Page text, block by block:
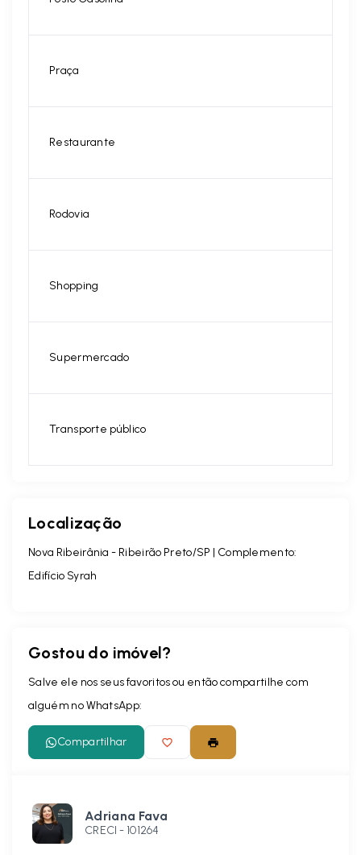
Praça
Restaurante
Rodovia
Shopping
Supermercado
Transporte público
Localização
Nova Ribeirânia - Ribeirão Preto/SP | Complemento:
Edifício Syrah
Gostou do imóvel?
Salve ele nos seus favoritos ou então compartilhe com
alguém no WhatsApp:
Compartilhar
Adriana Fava
CRECI - 101264